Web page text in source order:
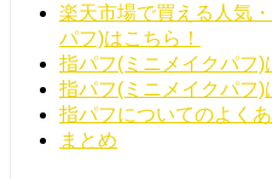
楽天市場で買える人気
パフ)はこちら！
指パフ(ミニメイクパフ)
指パフ(ミニメイクパフ)
指パフについてのよく
まとめ